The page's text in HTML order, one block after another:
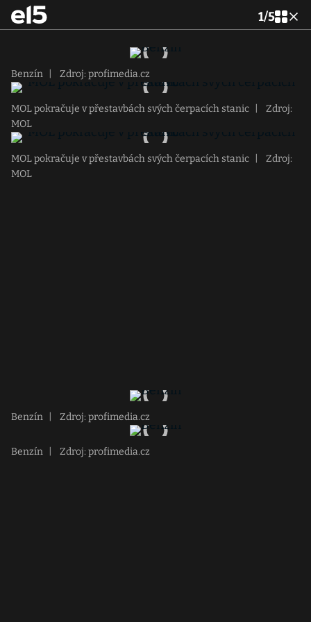
1/5
Benzín Zdroj: profimedia.cz
MOL pokračuje v přestavbách svých čerpacích stanic
Zdroj:
MOL
MOL pokračuje v přestavbách svých čerpacích stanic
Zdroj:
MOL
Benzín Zdroj: profimedia.cz
Benzín Zdroj: profimedia.cz